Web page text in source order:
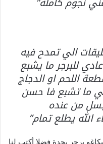
الي تمدح فيه
للبرجر ما يشبع
اللحم او الدجاج
بس يعني ما تشبع فا حسن
من عنده
الله يطلع تمام”
برجر بجدة فضلا أكتب لنا